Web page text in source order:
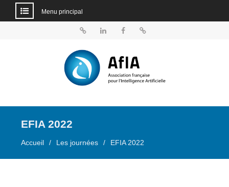
Menu principal
EFIA 2022
Accueil Les journées EFIA 2022